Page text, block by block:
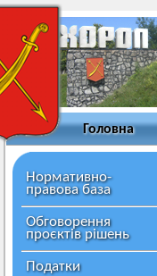
Головна
Нормативно-
правова база
Обговорення
проєктів рішень
Податки